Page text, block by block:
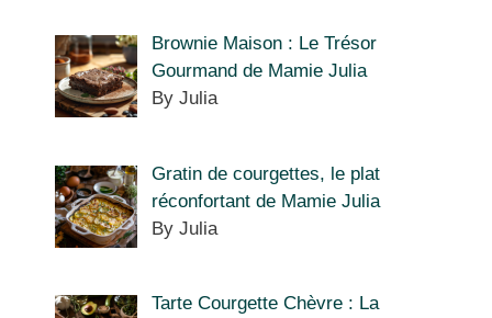
Brownie Maison : Le Trésor
Gourmand de Mamie Julia
By Julia
Gratin de courgettes, le plat
réconfortant de Mamie Julia
By Julia
Tarte Courgette Chèvre : La